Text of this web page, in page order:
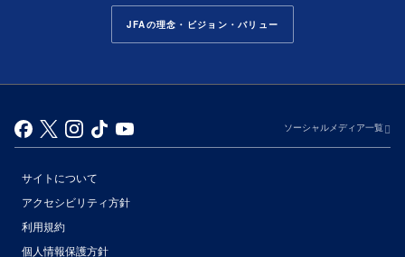
JFAの理念・ビジョン・バリュー
ソーシャルメディア一覧
サイトについて
アクセシビリティ方針
利用規約
個人情報保護方針